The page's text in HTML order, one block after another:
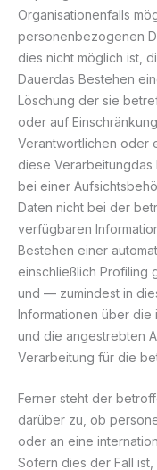
Organisationenfalls
personenbezogenen
dies nicht möglich ist,
Dauerdas Bestehen
Löschung der sie
oder auf
Verantwortlichen oder
diese
bei einer
Daten nicht bei der
verfügbaren
Bestehen einer
einschließlich Profiling
und — zumindest in
Informationen über
und die angestrebten
Verarbeitung für die
Ferner steht der
darüber zu, ob
oder an eine
Sofern dies der Fall